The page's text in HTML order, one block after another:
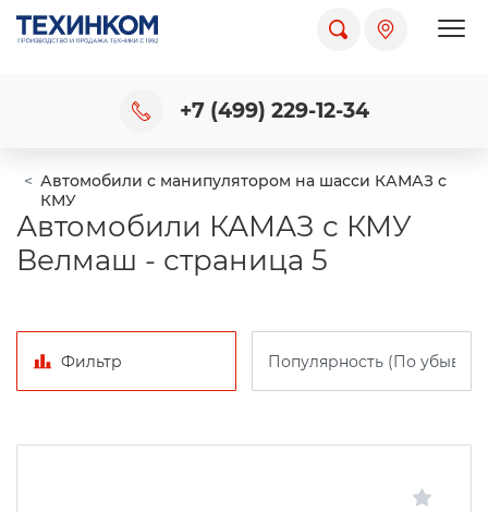
+7 (499) 229-12-34
Автомобили с манипулятором на шасси КАМАЗ с
КМУ
Автомобили КАМАЗ с КМУ
Велмаш - страница 5
Фильтр